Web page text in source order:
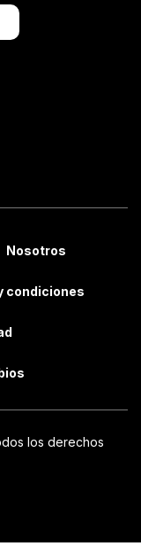
Nosotros
condiciones
los derechos